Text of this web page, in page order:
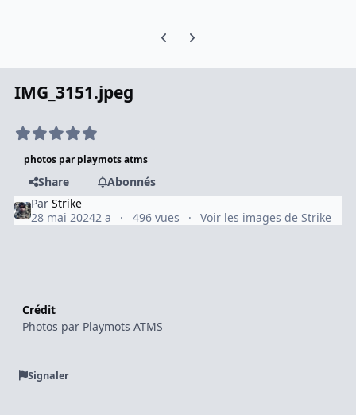
Previous carousel slide
Next carousel slide
IMG_3151.jpeg
photos par playmots atms
Share
Abonnés
ParStrike
28 mai 20242 a 496 vues Voir les images de Strike
Crédit
Photos par Playmots ATMS
Signaler